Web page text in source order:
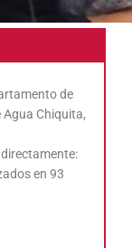
de
Agua Chiquita,
en 93